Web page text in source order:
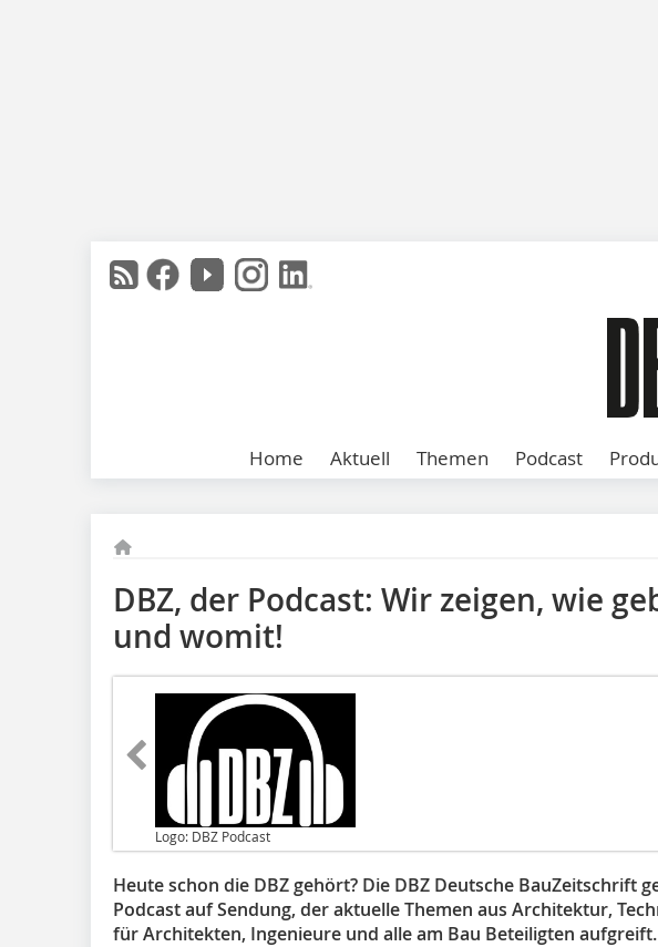
Home Aktuell Themen Podcast
DBZ, der Podcast: Wir zeigen, wie
und womit!
Logo: DBZ Podcast
Heute schon die DBZ gehört? Die DBZ Deutsche BauZeitschrift
Podcast auf Sendung, der aktuelle Themen aus Architektur,
für Architekten, Ingenieure und alle am Bau Beteiligten aufgreift.